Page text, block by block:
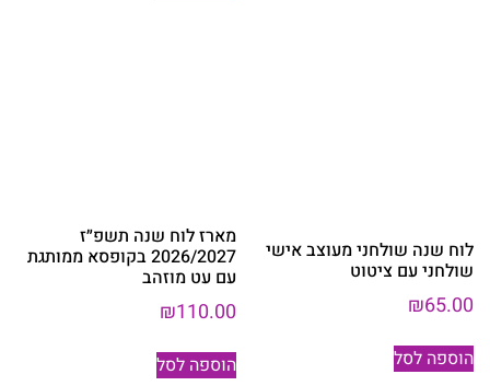
לוח שנה שולחני מעוצב אישי
שולחני עם ציטוט
₪65.00
הוספה לסל
מארז לוח שנה תשפ״ז
2026/2027 בקופסא ממותגת
עם עט מוזהב
₪110.00
הוספה לסל